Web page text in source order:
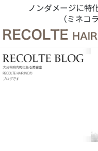
ノンダメージに特
（ミネコ